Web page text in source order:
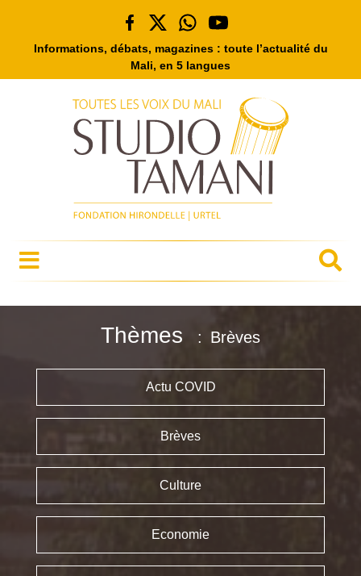
Informations, débats, magazines : toute l’actualité du
Mali, en 5 langues
Thèmes Brèves
Actu COVID
Brèves
Culture
Economie